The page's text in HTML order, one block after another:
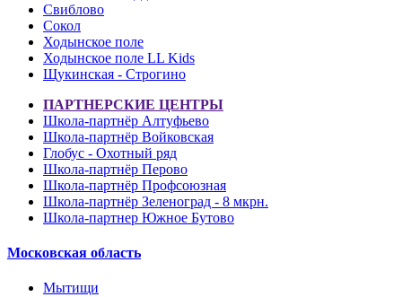
Свиблово
Сокол
Ходынское поле
Ходынское поле LL Kids
Щукинская - Строгино
ПАРТНЕРСКИЕ ЦЕНТРЫ
Школа-партнёр Алтуфьево
Школа-партнёр Войковская
Глобус - Охотный ряд
Школа-партнёр Перово
Школа-партнёр Профсоюзная
Школа-партнёр Зеленоград - 8 мкрн.
Школа-партнер Южное Бутово
Московская область
Мытищи